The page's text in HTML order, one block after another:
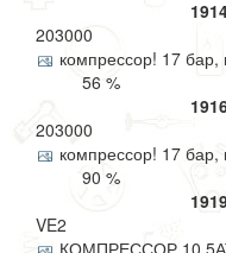
203000
компрессор! 17
56 %
203000
компрессор! 17
90 %
VE2
КОМПРЕССОР